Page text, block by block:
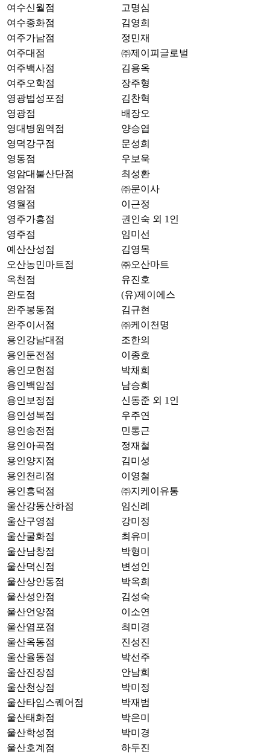
여수신월점
고명심
여수종화점
김영희
여주가남점
정민재
여주대점
㈜제이피글로벌
여주백사점
김용옥
여주오학점
장주형
영광법성포점
김찬혁
영광점
배장오
영대병원역점
양승엽
영덕강구점
문성희
영동점
우보욱
영암대불산단점
최성환
영암점
㈜문이사
영월점
이근정
영주가흥점
권인숙 외 1인
영주점
임미선
예산산성점
김영목
오산농민마트점
㈜오산마트
옥천점
유진호
완도점
(유)제이에스
완주봉동점
김규현
완주이서점
㈜케이천명
용인강남대점
조한의
용인둔전점
이종호
용인모현점
박채희
용인백암점
남승희
용인보정점
신동준 외 1인
용인성복점
우주연
용인송전점
민통근
용인아곡점
정재철
용인양지점
김미성
용인천리점
이영철
용인흥덕점
㈜지케이유통
울산강동산하점
임신례
울산구영점
강미정
울산굴화점
최유미
울산남창점
박형미
울산덕신점
변성인
울산상안동점
박옥희
울산성안점
김성숙
울산언양점
이소연
울산염포점
최미경
울산옥동점
진성진
울산율동점
박선주
울산진장점
안남희
울산천상점
박미정
울산타임스퀘어점
박재범
울산태화점
박은미
울산학성점
박미경
울산호계점
하두진